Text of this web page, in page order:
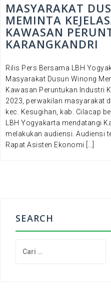
MASYARAKAT
MEMINTA
KAWASAN
KARANGKANDRI
Rilis Pers Bersama LBH
Masyarakat Dusun Winong
Kawasan Peruntukan Industri
2023, perwakilan masyarakat
kec. Kesugihan, kab. Cilacap
LBH Yogyakarta mendatangi
melakukan audiensi. Audiensi
Rapat Asisten Ekonomi […]
SEARCH